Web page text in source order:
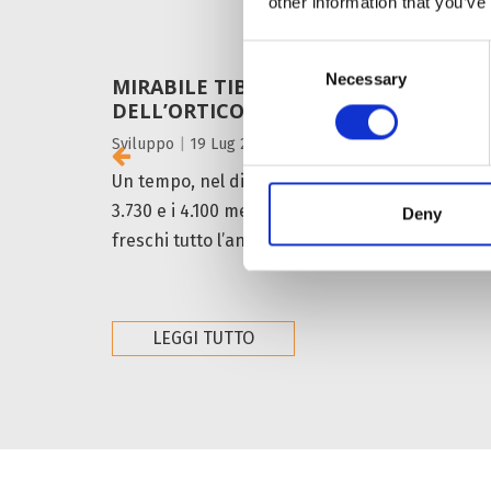
Selection
Necessary
Deny
MIRABILE TIBET: L’IA IN AIUTO
DELL’ORTICOLTURA
Sviluppo 19 Lug 2026
Un tempo, nel distretto di Dagze a Lhasa – tra i
3.730 e i 4.100 metri sul mare -, coltivare ortaggi
freschi tutto l’anno sembrava...
LEGGI TUTTO